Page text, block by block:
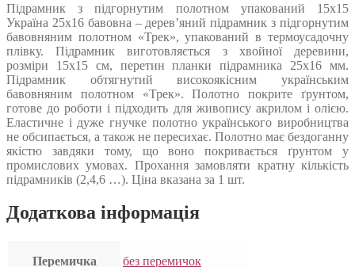
Підрамник з підгорнутим полотном упакований 15х15
Україна 25х16 бавовна – дерев’яний підрамник з підгорнутим
бавовняним полотном «Трек», упакований в термоусадочну
плівку. Підрамник виготовляється з хвойної деревини,
розміри 15х15 см, перетин планки підрамника 25х16 мм.
Підрамник обтягнутий високоякісним українським
бавовняним полотном «Трек». Полотно покрите ґрунтом,
готове до роботи і підходить для живопису акрилом і олією.
Еластичне і дуже гнучке полотно українського виробництва
не обсипається, а також не пересихає. Полотно має бездоганну
якістю завдяки тому, що воно покривається ґрунтом у
промислових умовах. Прохання замовляти кратну кількість
підрамників (2,4,6 …). Ціна вказана за 1 шт.
Додаткова інформація
Перемичка без перемичок